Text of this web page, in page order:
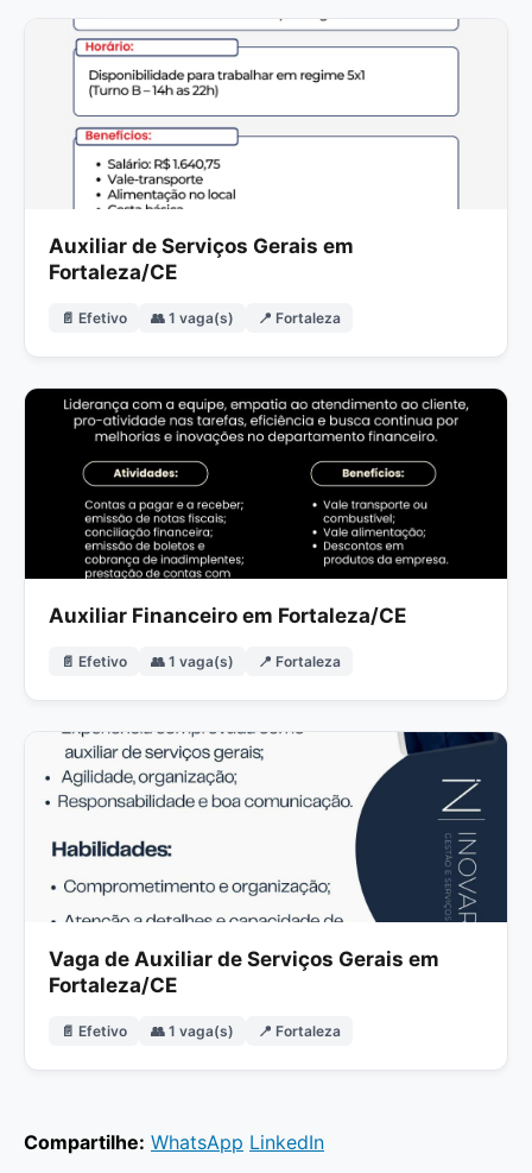
Auxiliar de Serviços Gerais em
Fortaleza/CE
📄 Efetivo 👥 1 vaga(s) 📍 Fortaleza
Auxiliar Financeiro em Fortaleza/CE
📄 Efetivo 👥 1 vaga(s) 📍 Fortaleza
Vaga de Auxiliar de Serviços Gerais em
Fortaleza/CE
📄 Efetivo 👥 1 vaga(s) 📍 Fortaleza
Compartilhe: WhatsApp LinkedIn